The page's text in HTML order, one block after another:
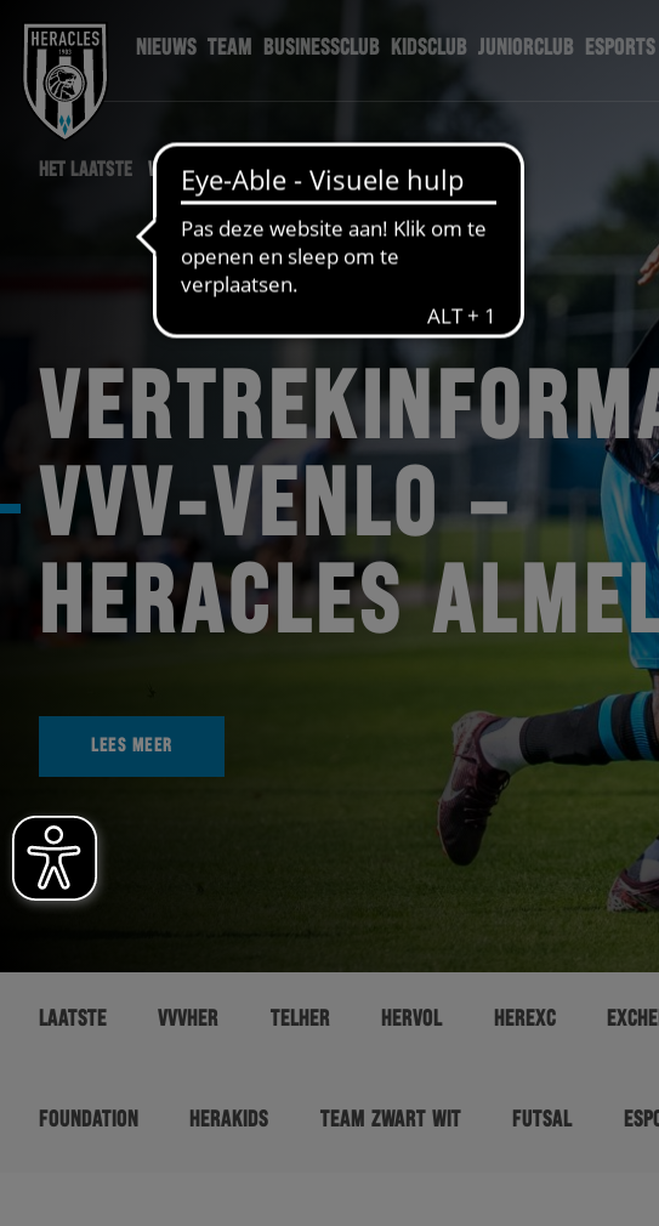
NIEUWS TEAM BUSINESSCLUB KIDSCLUB JUNIORCLUB ESPORTS
HET LAATSTE WEDSTRIJD NIEUWS
VVV-VENLO –
HERACLES
LEES MEER
LAATSTE VVVHER TELHER HERVOL HEREXC
FOUNDATION HERAKIDS TEAM ZWART WIT FUTSAL